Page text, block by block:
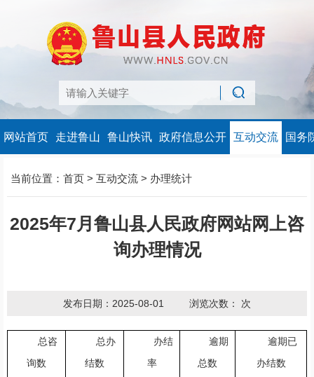
网站首页 走进鲁山 鲁山快讯 政府信息公开 互动交流 国务
当前位置： 首页 > 互动交流 > 办理统计
2025年7月鲁山县人民政府网站网上咨
询办理情况
发布日期：2025-08-01 浏览次数： 次
总咨
询数
总办
结数
办结
率
逾期
总数
逾期已
办结数